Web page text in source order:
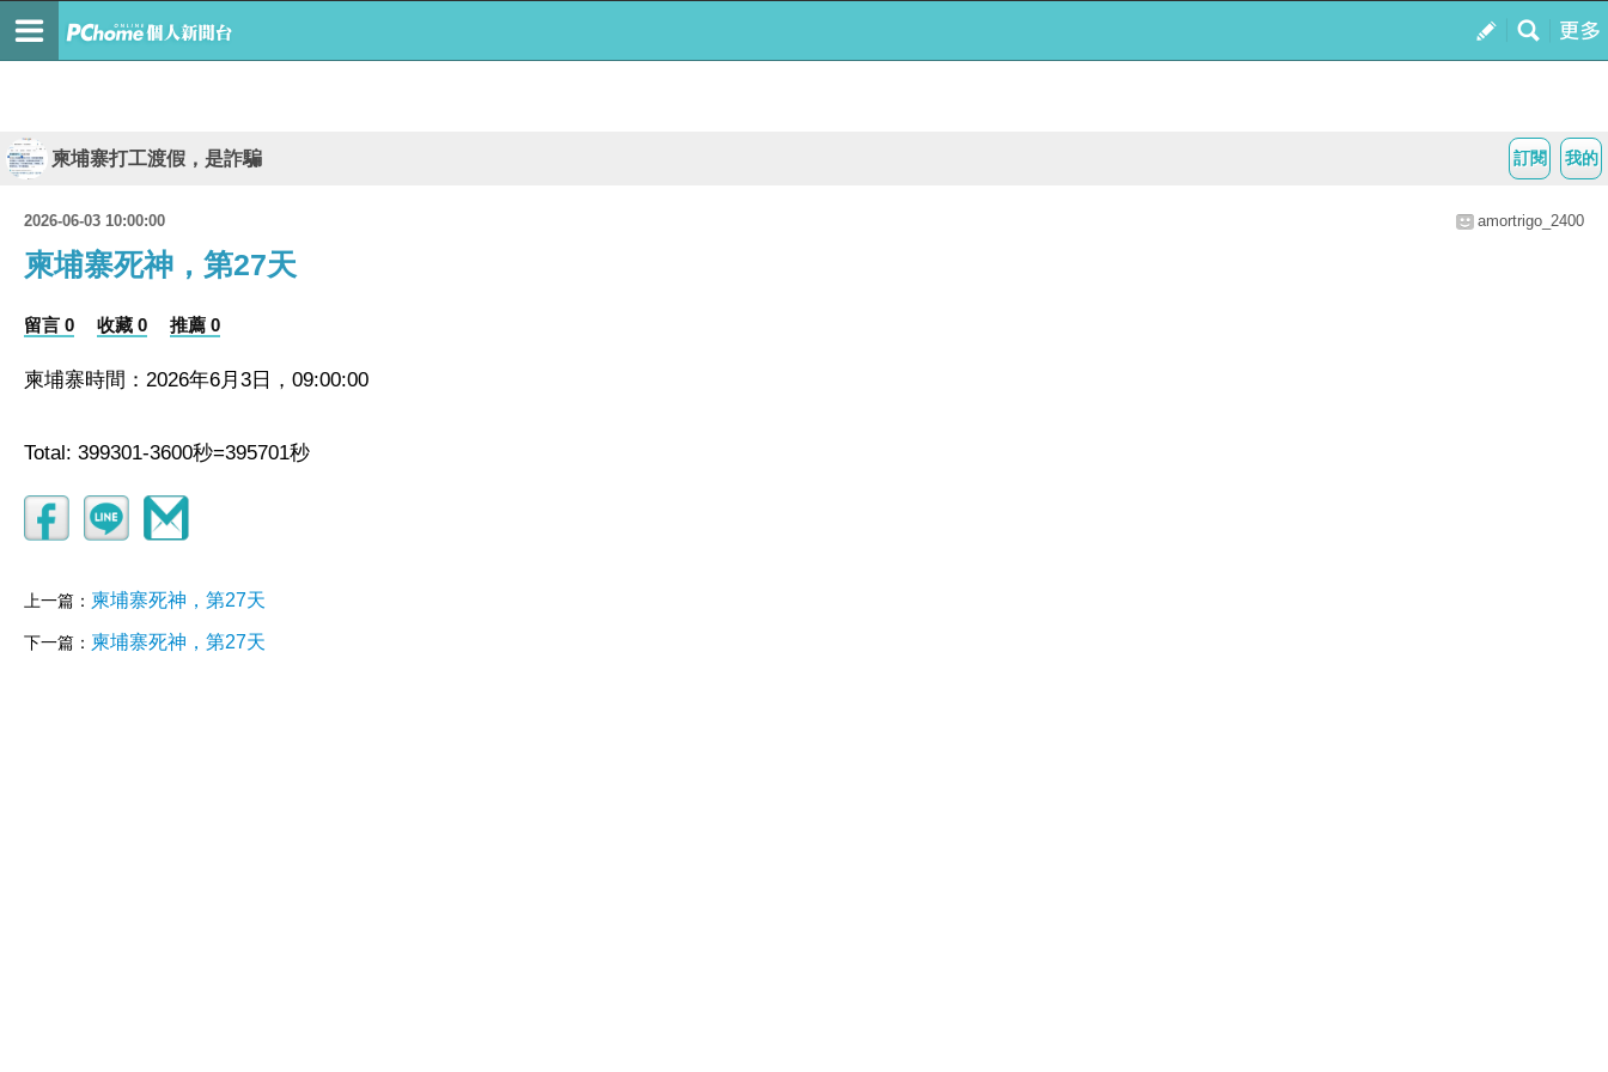
我的
訂閱
柬埔寨打工渡假，是詐騙
2026-06-03 10:00:00 amortrigo_2400
柬埔寨死神，第27天
留言 0 收藏 0 推薦 0
柬埔寨時間：2026年6月3日，09:00:00
Total: 399301-3600秒=395701秒
上一篇： 柬埔寨死神，第27天
下一篇： 柬埔寨死神，第27天